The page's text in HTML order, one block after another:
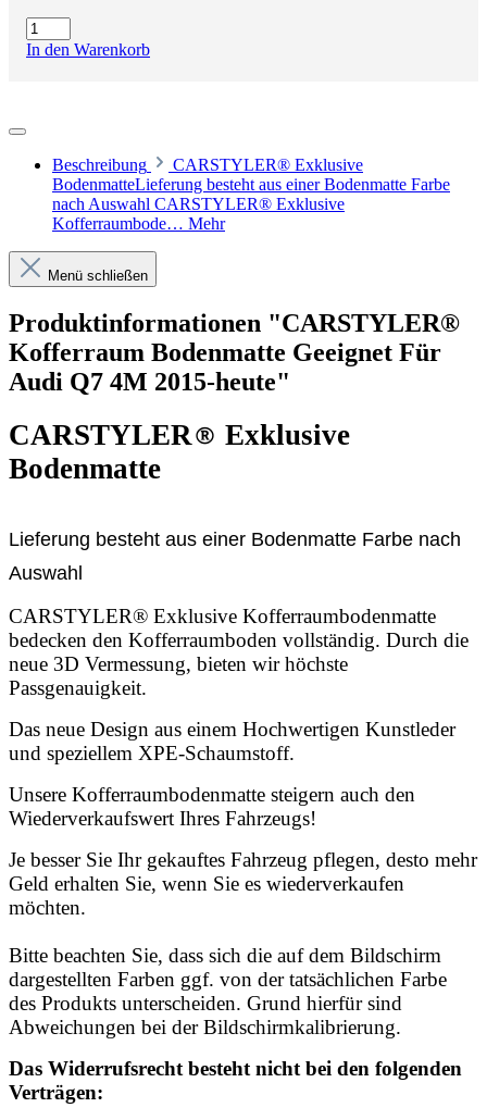
In den Warenkorb
Beschreibung
CARSTYLER® Exklusive
BodenmatteLieferung besteht aus einer Bodenmatte Farbe
nach Auswahl CARSTYLER® Exklusive
Kofferraumbode… Mehr
Menü schließen
Produktinformationen "CARSTYLER®
Kofferraum Bodenmatte Geeignet Für
Audi Q7 4M 2015-heute"
CARSTYLER® Exklusive
Bodenmatte
Lieferung besteht aus einer Bodenmatte Farbe nach
Auswahl
CARSTYLER® Exklusive Kofferraumbodenmatte
bedecken den Kofferraumboden vollständig. Durch die
neue 3D Vermessung, bieten wir höchste
Passgenauigkeit.
Das neue Design aus einem Hochwertigen Kunstleder
und speziellem XPE-Schaumstoff.
Unsere Kofferraumbodenmatte steigern auch den
Wiederverkaufswert Ihres Fahrzeugs!
Je besser Sie Ihr gekauftes Fahrzeug pflegen, desto mehr
Geld erhalten Sie, wenn Sie es wiederverkaufen
möchten.
Bitte beachten Sie, dass sich die auf dem Bildschirm
dargestellten Farben ggf. von der tatsächlichen Farbe
des Produkts unterscheiden. Grund hierfür sind
Abweichungen bei der Bildschirmkalibrierung.
Das Widerrufsrecht besteht nicht bei den folgenden
Verträgen: